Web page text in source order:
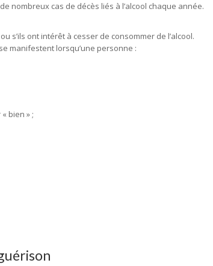
nombreux cas de décès liés à l’alcool chaque année.
s’ils ont intérêt à cesser de consommer de l’alcool.
manifestent lorsqu’une personne :
bien » ;